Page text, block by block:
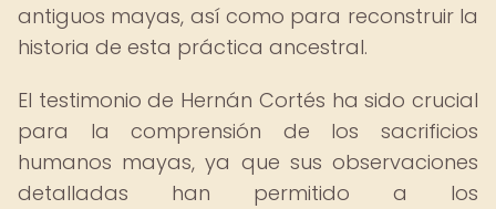
antiguos mayas, así como para reconstruir la
historia de esta práctica ancestral.
El testimonio de Hernán Cortés ha sido crucial
para la comprensión de los sacrificios
humanos mayas, ya que sus observaciones
detalladas han permitido a los